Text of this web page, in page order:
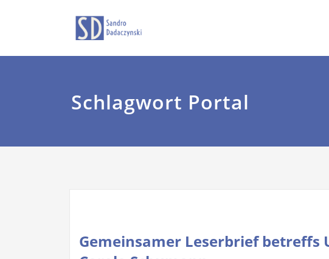
Schlagwort Portal
Gemeinsamer Leserbrief